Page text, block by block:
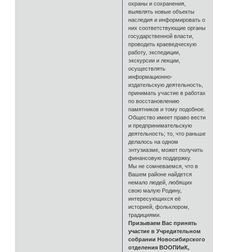
охраны и сохранения,
выявлять новые объекты
наследия и информировать о
них соответствующие органы
государственной власти,
проводить краеведческую
работу, экспедиции,
экскурсии и лекции,
осуществлять
информационно-
издательскую деятельность,
принимать участие в работах
по восстановлению
памятников и тому подобное.
Общество имеет право вести
и предпринимательскую
деятельность; то, что раньше
делалось на одном
энтузиазме, может получить
финансовую поддержку.
Мы не сомневаемся, что в
Вашем районе найдется
немало людей, любящих
свою малую Родину,
интересующихся её
историей, фольклором,
традициями.
Призываем Вас принять
участие в Учредительном
собрании Новосибирского
отделения ВООПИиК,